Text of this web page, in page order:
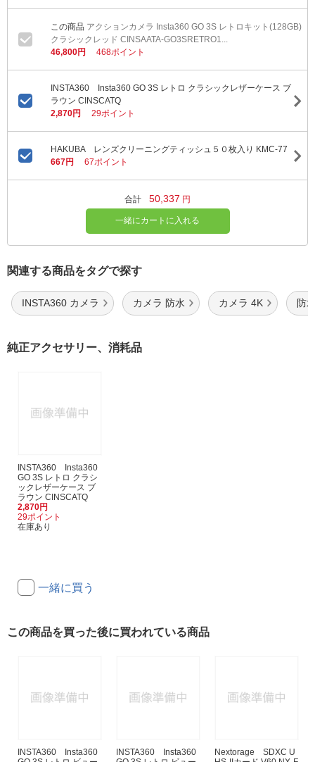
アクションカメラ Insta360 GO 3S レトロキット(128GB)
クラシックレッド CINSAATA-GO3SRETRO1...
46,800円
468ポイント
INSTA360 Insta360 GO 3S レトロ クラシックレザーケース ブ
ラウン CINSCATQ
2,870円
29ポイント
HAKUBA レンズクリーニングティッシュ５０枚入り KMC-77
667円
67ポイント
合計 50,337 円
一緒にカートに入れる
関連する商品をタグで探す
INSTA360 カメラ カメラ 防水 カメラ 4K 防
純正アクセサリー、消耗品
INSTA360 Insta360
GO 3S レトロ クラシ
ックレザーケース ブ
ラウン CINSCATQ
2,870円
29ポイント
在庫あり
一緒に買う
この商品を買った後に買われている商品
INSTA360 Insta360
INSTA360 Insta360
Nextorage SDXC U